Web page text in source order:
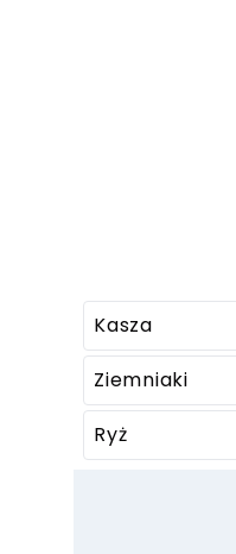
Kasza
Ziemniaki
Ryż